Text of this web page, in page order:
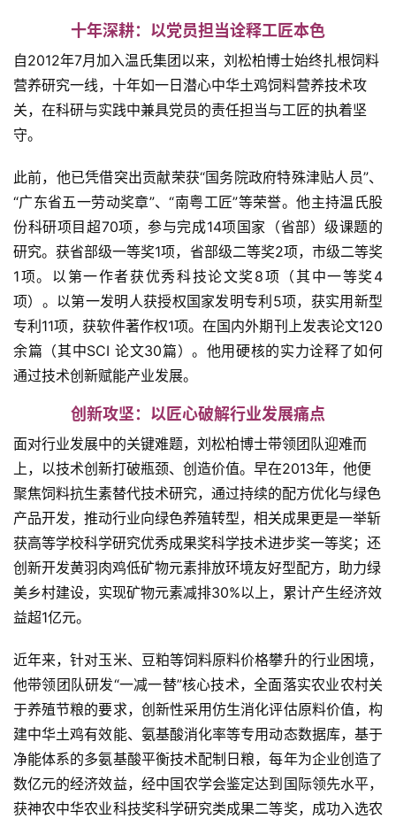
首
页
资
讯
新
闻
十年深耕：以党员担当诠释工匠本色
自2012年7月加入温氏集团以来，刘松柏博士始终扎根饲料
营养研究一线，十年如一日潜心中华土鸡饲料营养技术攻
关，在科研与实践中兼具党员的责任担当与工匠的执着坚
守。
此前，他已凭借突出贡献荣获“国务院政府特殊津贴人员”、
“广东省五一劳动奖章”、“南粤工匠”等荣誉。他主持温氏股
份科研项目超70项，参与完成14项国家（省部）级课题的
研究。获省部级一等奖1项，省部级二等奖2项，市级二等奖
1项。以第一作者获优秀科技论文奖8项（其中一等奖4
项）。以第一发明人获授权国家发明专利5项，获实用新型
专利11项，获软件著作权1项。在国内外期刊上发表论文120
余篇（其中SCI 论文30篇）。他用硬核的实力诠释了如何
通过技术创新赋能产业发展。
创新攻坚：以匠心破解行业发展痛点
面对行业发展中的关键难题，刘松柏博士带领团队迎难而
上，以技术创新打破瓶颈、创造价值。早在2013年，他便
聚焦饲料抗生素替代技术研究，通过持续的配方优化与绿色
产品开发，推动行业向绿色养殖转型，相关成果更是一举斩
获高等学校科学研究优秀成果奖科学技术进步奖一等奖；还
创新开发黄羽肉鸡低矿物元素排放环境友好型配方，助力绿
美乡村建设，实现矿物元素减排30%以上，累计产生经济效
益超1亿元。
近年来，针对玉米、豆粕等饲料原料价格攀升的行业困境，
他带领团队研发“一减一替”核心技术，全面落实农业农村关
于养殖节粮的要求，创新性采用仿生消化评估原料价值，构
建中华土鸡有效能、氨基酸消化率等专用动态数据库，基于
净能体系的多氨基酸平衡技术配制日粮，每年为企业创造了
数亿元的经济效益，经中国农学会鉴定达到国际领先水平，
获神农中华农业科技奖科学研究类成果二等奖，成功入选农